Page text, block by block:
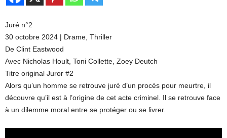
Juré n°2
30 octobre 2024 | Drame, Thriller
De Clint Eastwood
Avec Nicholas Hoult, Toni Collette, Zoey Deutch
Titre original Juror #2
Alors qu’un homme se retrouve juré d’un procès pour meurtre, il
découvre qu’il est à l’origine de cet acte criminel. Il se retrouve face
à un dilemme moral entre se protéger ou se livrer.